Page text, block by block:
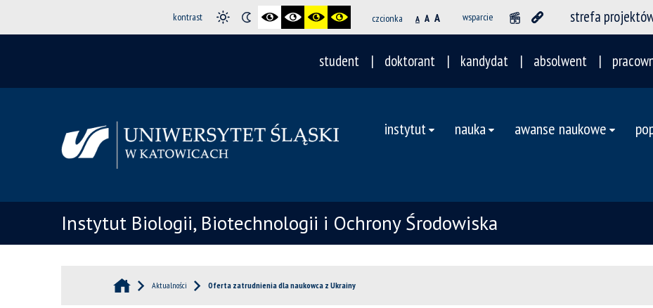
kontrast czcionka A A A wsparcie strefa
student doktorant kandydat absolwent
instytut nauka awanse naukowe
Instytut Biologii, Biotechnologii i Ochrony Środowiska
Aktualności Oferta zatrudnienia dla naukowca z Ukrainy